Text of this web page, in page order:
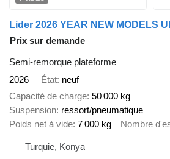
Prix sur demande
Semi-remorque plateforme
2026
État neuf
Capacité de charge 50 000 kg
Suspension ressort/pneumatique
Poids net à vide 7 000 kg Nombre
Turquie, Konya